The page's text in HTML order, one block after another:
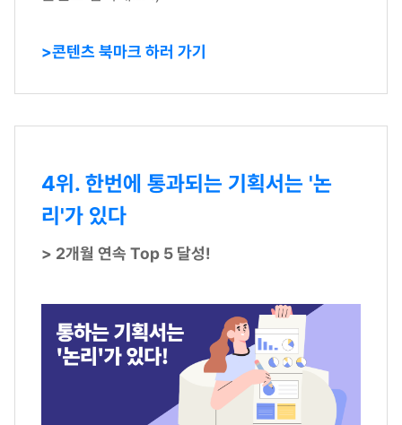
>콘텐츠 북마크 하러 가기
4위. 한번에 통과되는 기획서는 '논
리'가 있다
> 2개월 연속 Top 5 달성!